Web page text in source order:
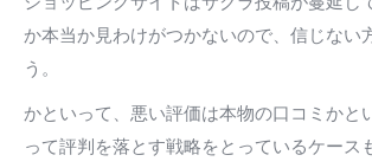
か本当か見わけがつかないので、信じない
う。
かといって、悪い評価は本物の口コミかと
って評判を落とす戦略をとっているケース